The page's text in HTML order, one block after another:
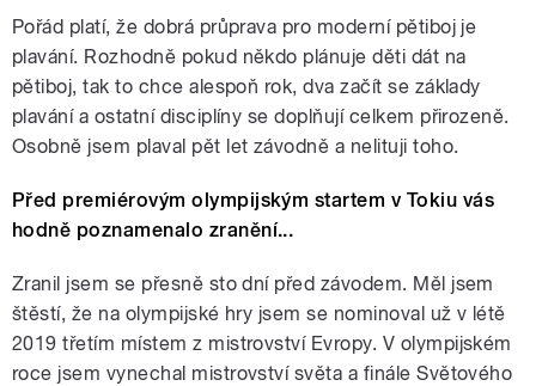
Pořád platí, že dobrá průprava pro moderní pětiboj je
plavání. Rozhodně pokud někdo plánuje děti dát na
pětiboj, tak to chce alespoň rok, dva začít se základy
plavání a ostatní disciplíny se doplňují celkem přirozeně.
Osobně jsem plaval pět let závodně a nelituji toho.
Před premiérovým olympijským startem v Tokiu vás
hodně poznamenalo zranění...
Zranil jsem se přesně sto dní před závodem. Měl jsem
štěstí, že na olympijské hry jsem se nominoval už v létě
2019 třetím místem z mistrovství Evropy. V olympijském
roce jsem vynechal mistrovství světa a finále Světového